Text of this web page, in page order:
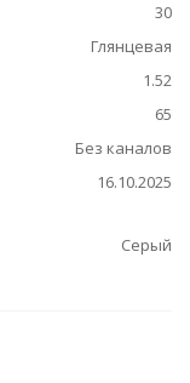
30
Глянцевая
1.52
65
Без каналов
16.10.2025
Серый